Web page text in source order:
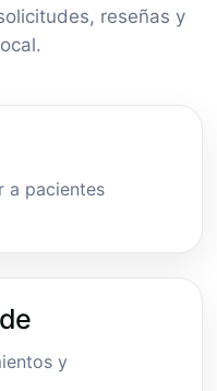
reseñas y
a pacientes
y